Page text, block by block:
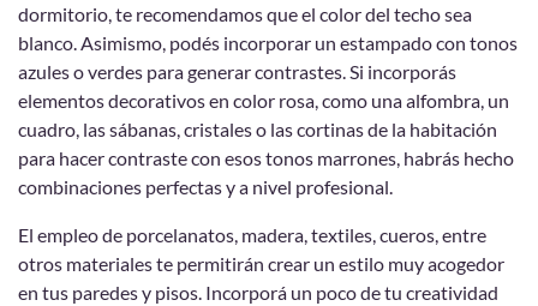
dormitorio, te recomendamos que el color del techo sea
blanco. Asimismo, podés incorporar un estampado con tonos
azules o verdes para generar contrastes. Si incorporás
elementos decorativos en color rosa, como una alfombra, un
cuadro, las sábanas, cristales o las cortinas de la habitación
para hacer contraste con esos tonos marrones, habrás hecho
combinaciones perfectas y a nivel profesional.
El empleo de porcelanatos, madera, textiles, cueros, entre
otros materiales te permitirán crear un estilo muy acogedor
en tus paredes y pisos. Incorporá un poco de tu creatividad